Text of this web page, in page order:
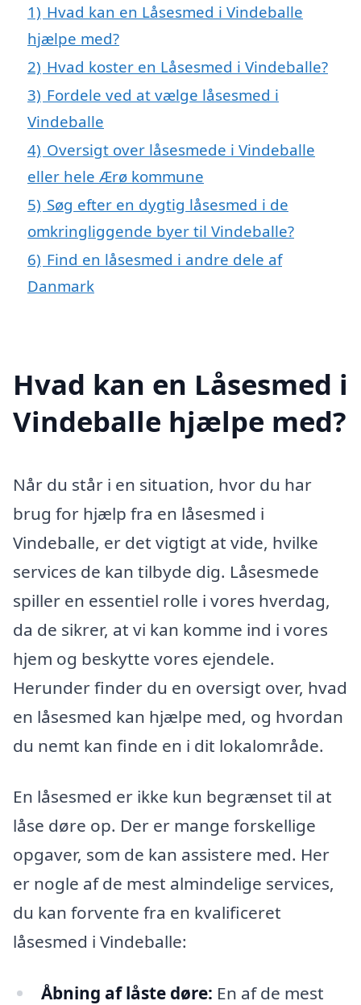
1) Hvad kan en Låsesmed i Vindeballe
hjælpe med?
2) Hvad koster en Låsesmed i Vindeballe?
3) Fordele ved at vælge låsesmed i
Vindeballe
4) Oversigt over låsesmede i Vindeballe
eller hele Ærø kommune
5) Søg efter en dygtig låsesmed i de
omkringliggende byer til Vindeballe?
6) Find en låsesmed i andre dele af
Danmark
Hvad kan en Låsesmed i
Vindeballe hjælpe med?
Når du står i en situation, hvor du har
brug for hjælp fra en låsesmed i
Vindeballe, er det vigtigt at vide, hvilke
services de kan tilbyde dig. Låsesmede
spiller en essentiel rolle i vores hverdag,
da de sikrer, at vi kan komme ind i vores
hjem og beskytte vores ejendele.
Herunder finder du en oversigt over, hvad
en låsesmed kan hjælpe med, og hvordan
du nemt kan finde en i dit lokalområde.
En låsesmed er ikke kun begrænset til at
låse døre op. Der er mange forskellige
opgaver, som de kan assistere med. Her
er nogle af de mest almindelige services,
du kan forvente fra en kvalificeret
låsesmed i Vindeballe:
Åbning af låste døre: En af de mest